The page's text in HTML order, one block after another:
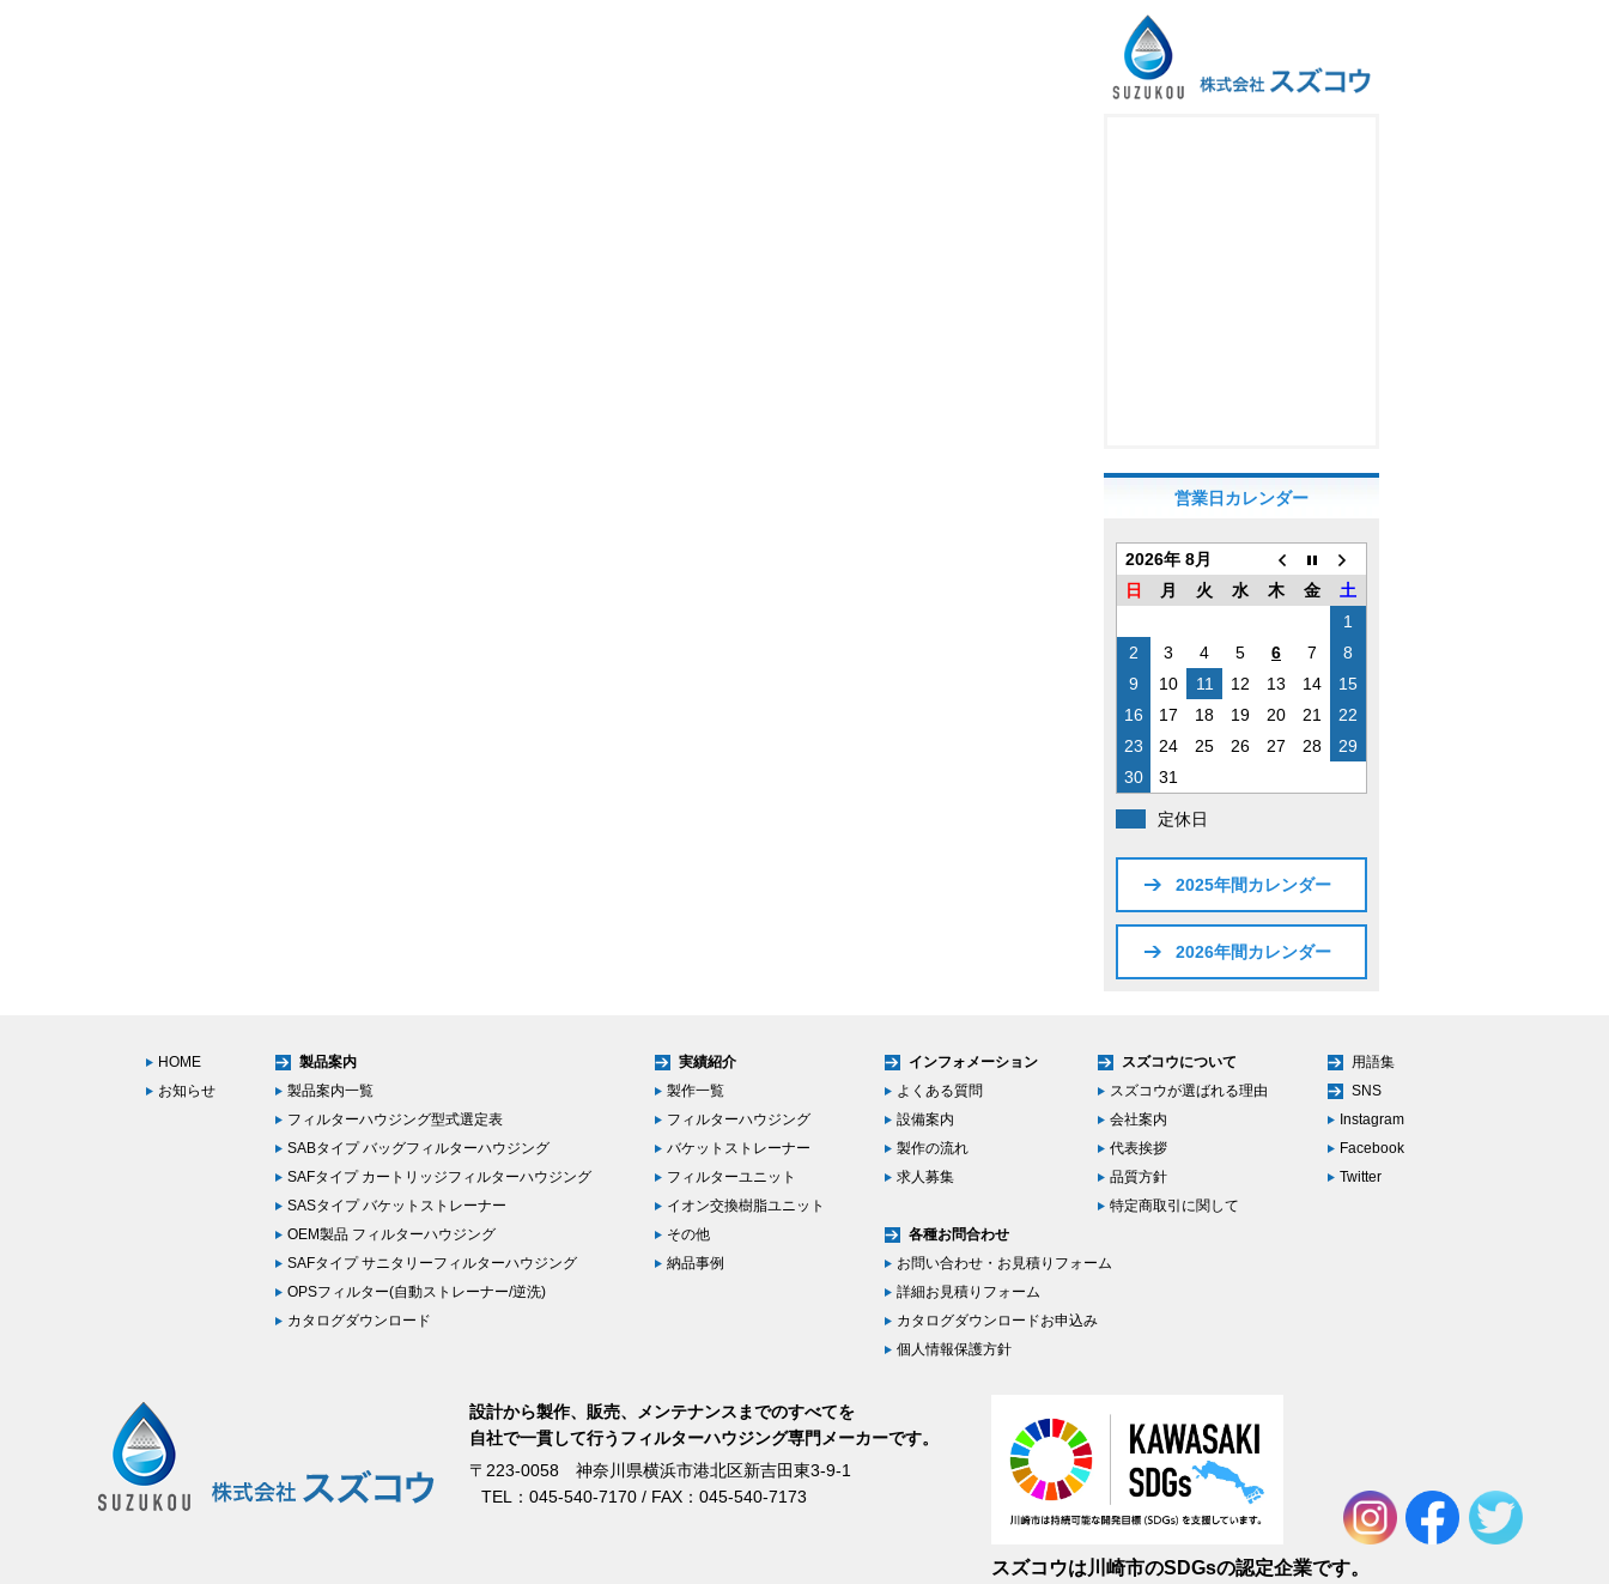
営業日カレンダー
2026年 8月
日
月 火 水 木 金
土
1
2
3 4 5 6 7
8
9
10 11 12 13 14
15
16
17 18 19 20 21
22
23
24 25 26 27 28
29
30
31
定休日
2025年間カレンダー
2026年間カレンダー
HOME
お知らせ
製品案内
製品案内一覧
フィルターハウジング型式選定表
SABタイプ バッグフィルターハウジング
SAFタイプ カートリッジフィルターハウジング
SASタイプ バケットストレーナー
OEM製品 フィルターハウジング
SAFタイプ サニタリーフィルターハウジング
OPSフィルター(自動ストレーナー/逆洗)
カタログダウンロード
実績紹介
製作一覧
フィルターハウジング
バケットストレーナー
フィルターユニット
イオン交換樹脂ユニット
その他
納品事例
インフォメーション
よくある質問
設備案内
製作の流れ
求人募集
スズコウについて
スズコウが選ばれる理由
会社案内
代表挨拶
品質方針
特定商取引に関して
用語集
SNS
Instagram
Facebook
Twitter
各種お問合わせ
お問い合わせ・お見積りフォーム
詳細お見積りフォーム
カタログダウンロードお申込み
個人情報保護方針
設計から製作、販売、メンテナンスまでのすべてを
自社で一貫して行うフィルターハウジング専門メーカーです。
〒223-0058 神奈川県横浜市港北区新吉田東3-9-1
TEL：045-540-7170 / FAX：045-540-7173
スズコウは川崎市のSDGsの認定企業です。